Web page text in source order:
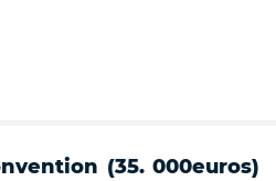
(35. 000euros)